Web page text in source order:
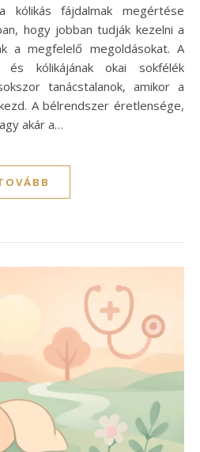
fájdalmak megértése
hogy jobban tudják kezelni a
a megfelelő megoldásokat. A
és kólikájának okai sokfélék
tanácstalanok, amikor a
A bélrendszer éretlensége,
akár a…